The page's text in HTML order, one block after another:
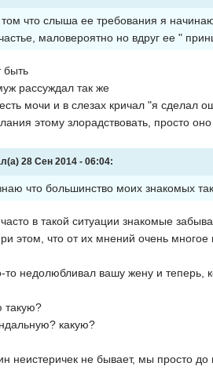
что слыша ее требования я начинаю
маловероятно но вдруг ее "
быть
рассуждал так же
мочи и в слезах кричал "я сделал
этому злорадствовать, просто
28 Сен 2014 - 06:04:
что большинство моих знакомых
в такой ситуации знакомые
этом, что от их мнений очень
то недолюбливал вашу жену и теперь,
такую?
какую?
неистеричек не бывает, мы просто